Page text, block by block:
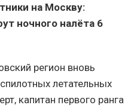
на Москву:
ночного налёта 6
регион вновь
летательных
капитан первого ранга